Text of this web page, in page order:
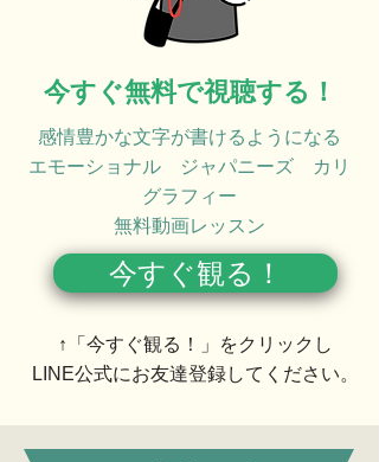
今すぐ無料で視聴する！
感情豊かな文字が書けるようになる
​エモーショナル ジャパニーズ カリ
グラフィー
無料動画レッスン
今すぐ観る！
​↑「今すぐ観る！」をクリックし
LINE公式にお友達登録してください。